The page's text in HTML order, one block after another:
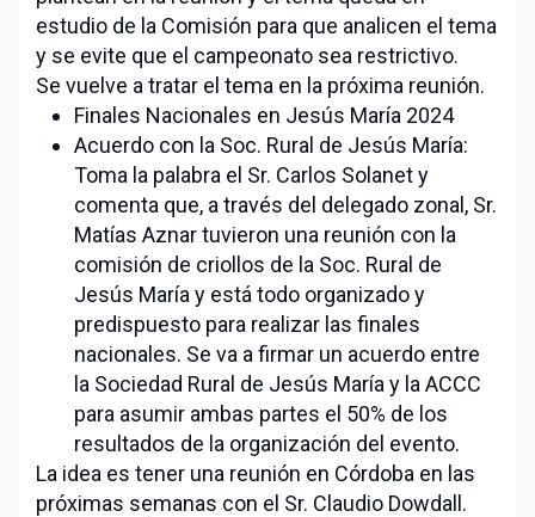
estudio de la Comisión para que analicen el tema
y se evite que el campeonato sea restrictivo.
Se vuelve a tratar el tema en la próxima reunión.
Finales Nacionales en Jesús María 2024
Acuerdo con la Soc. Rural de Jesús María:
Toma la palabra el Sr. Carlos Solanet y
comenta que, a través del delegado zonal, Sr.
Matías Aznar tuvieron una reunión con la
comisión de criollos de la Soc. Rural de
Jesús María y está todo organizado y
predispuesto para realizar las finales
nacionales. Se va a firmar un acuerdo entre
la Sociedad Rural de Jesús María y la ACCC
para asumir ambas partes el 50% de los
resultados de la organización del evento.
La idea es tener una reunión en Córdoba en las
próximas semanas con el Sr. Claudio Dowdall.